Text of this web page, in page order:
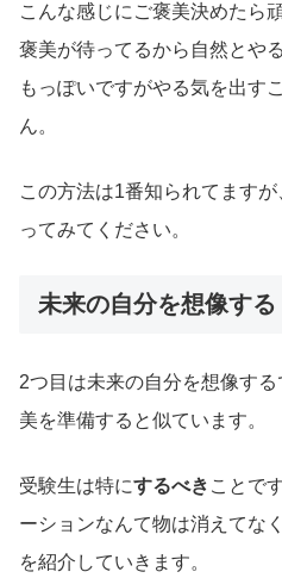
こんな感じにご褒美決めたら
褒美が待ってるから自然とや
もっぽいですがやる気を出す
ん。
この方法は1番知られてますが
ってみてください。
未来の自分を想像する
2つ目は未来の自分を想像す
美を準備すると似ています。
受験生は特にするべき ことで
ーションなんて物は消えてな
を紹介していきます。